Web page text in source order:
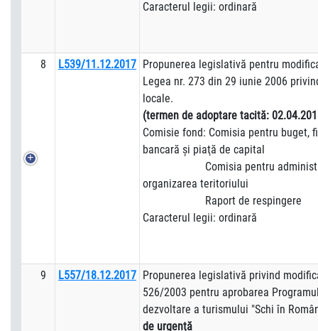
Caracterul legii: ordinară
8 L539/11.12.2017 Propunerea legislativă pentru
Legea nr. 273 din 29 iunie 2006
locale.
(termen de adoptare tacită:
Comisie fond: Comisia pentru buget,
bancară şi piaţă de capital
Comisia pentru
organizarea teritoriului
Raport de respingere
Caracterul legii: ordinară
9 L557/18.12.2017 Propunerea legislativă privind
526/2003 pentru aprobarea
dezvoltare a turismului "Schi în
de urgență